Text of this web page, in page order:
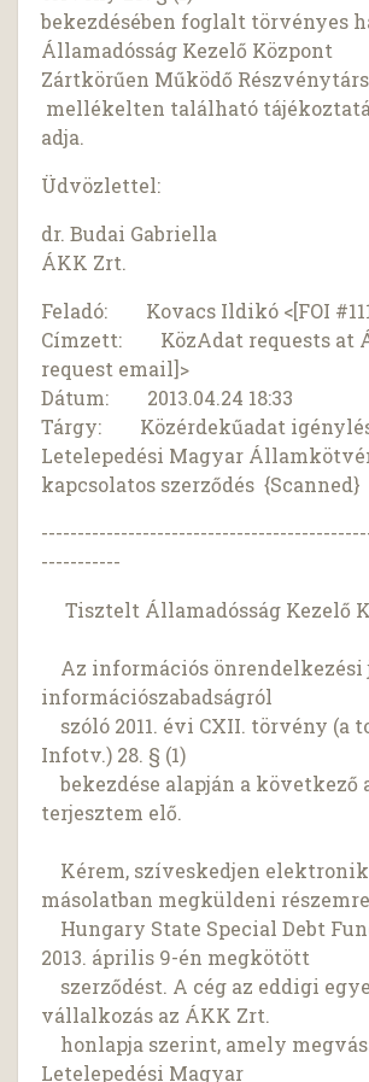
bekezdésében foglalt törvényes
Államadósság Kezelő Központ
Zártkörűen Működő
mellékelten található
adja.
Üdvözlettel:
dr. Budai Gabriella
ÁKK Zrt.
Feladó: Kovacs Ildikó <[FOI
Címzett: KözAdat requests at
request email]>
Dátum: 2013.04.24 18:33
Tárgy: Közérdekűadat
Letelepedési Magyar
kapcsolatos szerződés {Scanned}
-----------
Tisztelt Államadósság Kezelő
Az információs önrendelkezési
információszabadságról
szóló 2011. évi CXII. törvény (a
Infotv.) 28. § (1)
bekezdése alapján a következő
terjesztem elő.
Kérem, szíveskedjen
másolatban megküldeni
Hungary State Special Debt
2013. április 9-én megkötött
szerződést. A cég az eddigi
vállalkozás az ÁKK Zrt.
honlapja szerint, amely
Letelepedési Magyar